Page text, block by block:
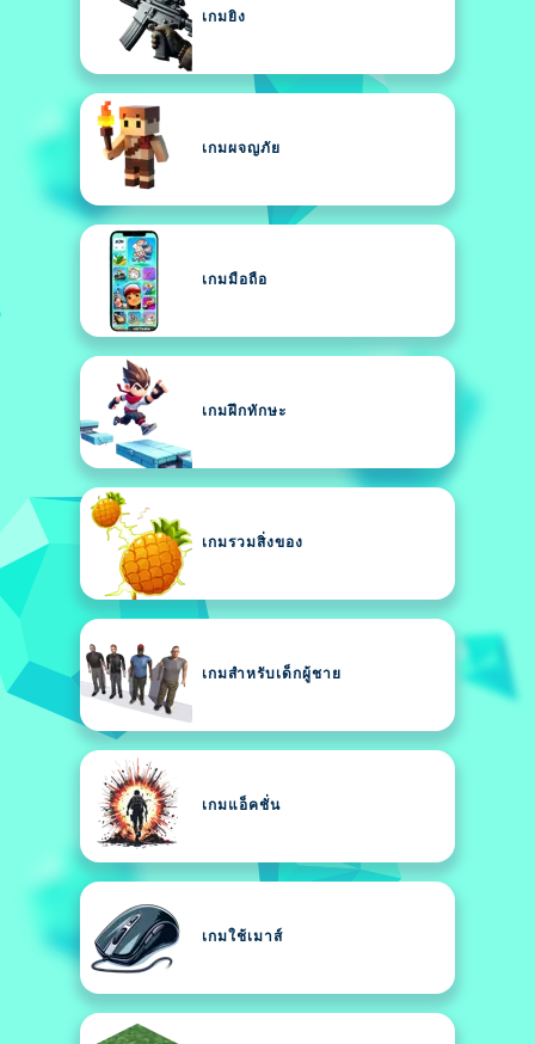
เกมยิง
เกมผจญภัย
เกมมือถือ
เกมฝึกทักษะ
เกมรวมสิ่งของ
เกมสำหรับเด็กผู้ชาย
เกมแอ็คชั่น
เกมใช้เมาส์